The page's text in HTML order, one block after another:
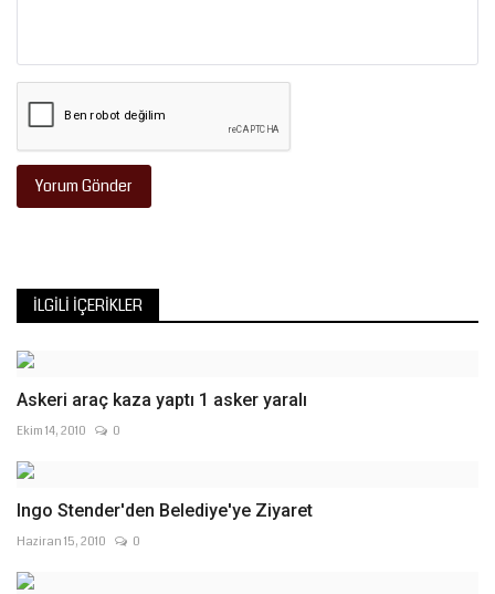
Yorum Gönder
İLGILI İÇERIKLER
Askeri araç kaza yaptı 1 asker yaralı
Ekim 14, 2010 0
Ingo Stender'den Belediye'ye Ziyaret
Haziran 15, 2010 0